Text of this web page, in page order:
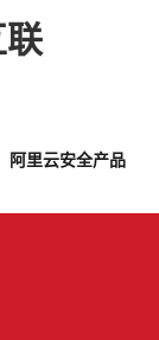
阿里云安全产品